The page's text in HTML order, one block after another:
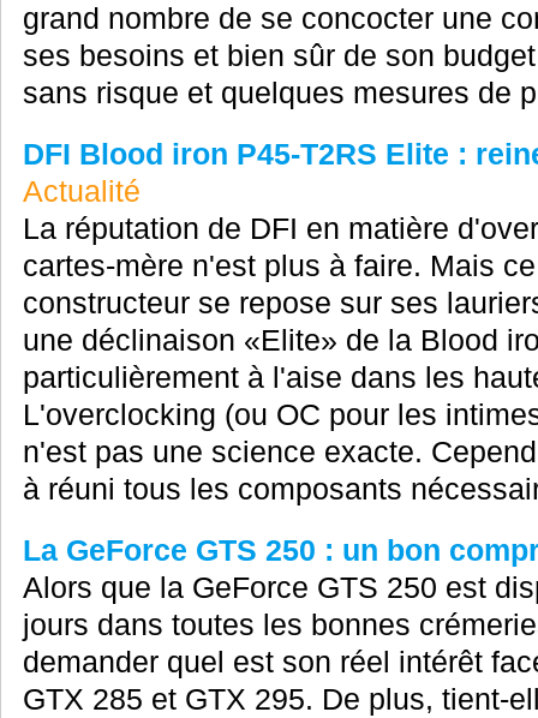
grand nombre de se concocter une
ses besoins et bien sûr de son
sans risque et quelques mesures de
DFI Blood iron P45-T2RS Elite :
Actualité
La réputation de DFI en matière
cartes-mère n'est plus à faire. Mais
constructeur se repose sur ses
une déclinaison «Elite» de la Blood
particulièrement à l'aise dans les
L'overclocking (ou OC pour les
n'est pas une science exacte.
à réuni tous les composants
La GeForce GTS 250 : un bon
Alors que la GeForce GTS 250 est
jours dans toutes les bonnes
demander quel est son réel intérêt
GTX 285 et GTX 295. De plus, tient-